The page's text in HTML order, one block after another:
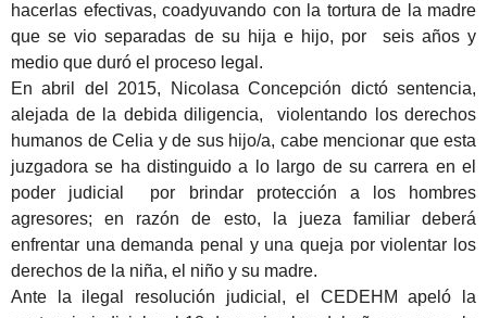
hacerlas efectivas, coadyuvando con la tortura de la madre
que se vio separadas de su hija e hijo, por seis años y
medio que duró el proceso legal.
En abril del 2015, Nicolasa Concepción dictó sentencia,
alejada de la debida diligencia, violentando los derechos
humanos de Celia y de sus hijo/a, cabe mencionar que esta
juzgadora se ha distinguido a lo largo de su carrera en el
poder judicial por brindar protección a los hombres
agresores; en razón de esto, la jueza familiar deberá
enfrentar una demanda penal y una queja por violentar los
derechos de la niña, el niño y su madre.
Ante la ilegal resolución judicial, el CEDEHM apeló la